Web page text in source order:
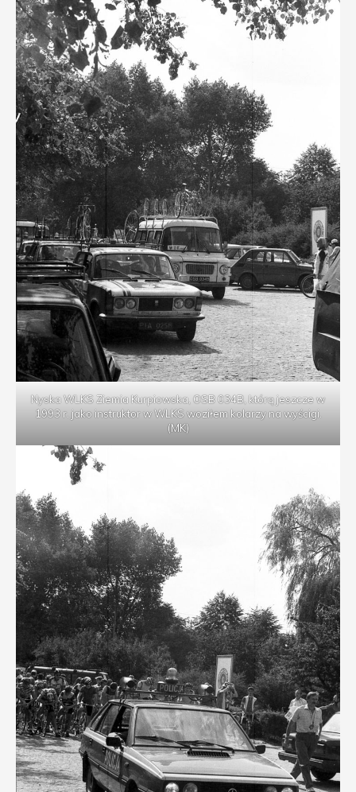
Nyska WLKS Ziemia Kurpiowska, OSB 034B, którą jeszcze w
1993 r. jako instruktor w WLKS woziłem kolarzy na wyścigi.
(MK)